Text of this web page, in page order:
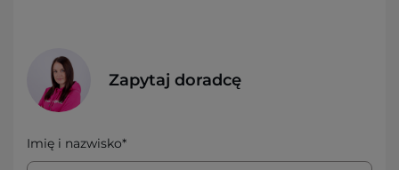
Zapytaj doradcę
Imię i nazwisko*